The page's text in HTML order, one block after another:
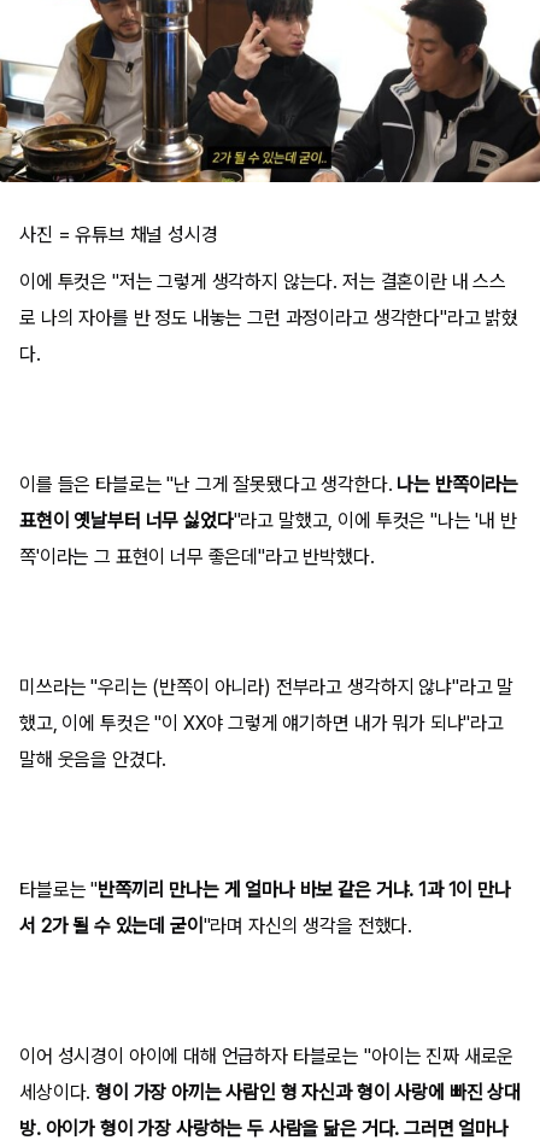
사진 = 유튜브 채널 성시경
이에 투컷은 "저는 그렇게 생각하지 않는다. 저는 결혼이란 내 스스
로 나의 자아를 반 정도 내놓는 그런 과정이라고 생각한다"라고 밝혔
다.
이를 들은 타블로는 "난 그게 잘못됐다고 생각한다. 나는 반쪽이라는
표현이 옛날부터 너무 싫었다"라고 말했고, 이에 투컷은 "나는 '내 반
쪽'이라는 그 표현이 너무 좋은데"라고 반박했다.
미쓰라는 "우리는 (반쪽이 아니라) 전부라고 생각하지 않냐"라고 말
했고, 이에 투컷은 "이 XX야 그렇게 얘기하면 내가 뭐가 되냐"라고
말해 웃음을 안겼다.
타블로는 "반쪽끼리 만나는 게 얼마나 바보 같은 거냐. 1과 1이 만나
서 2가 될 수 있는데 굳이 "라며 자신의 생각을 전했다.
이어 성시경이 아이에 대해 언급하자 타블로는 "아이는 진짜 새로운
세상이다.형이 가장 아끼는 사람인 형 자신과 형이 사랑에 빠진 상대
방. 아이가 형이 가장 사랑하는 두 사람을 닮은 거다. 그러면 얼마나